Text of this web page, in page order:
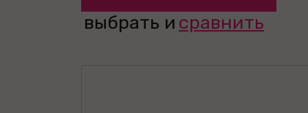
выбрать и сравнить